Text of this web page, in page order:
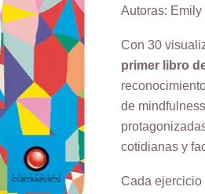
Autoras: Emily
Con 30
primer libro
de
cotidianas y
Cada ejercicio